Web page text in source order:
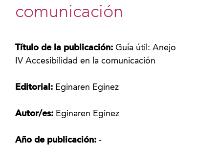
comunicación
Título de la publicación:Guía útil: Anejo
IV Accesibilidad en la comunicación
Editorial: Eginaren Eginez
Autor/es: Eginaren Eginez
Año de publicación:-